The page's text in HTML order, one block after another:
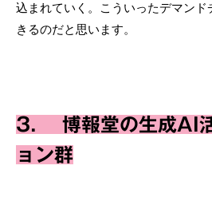
込まれていく。こういったデマンド
きるのだと思います。
3. 博報堂の生成AI
ョン群